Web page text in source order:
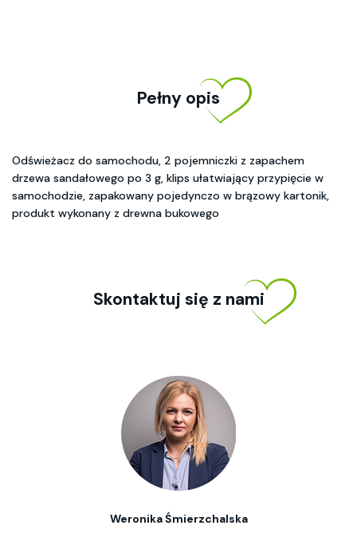
Pełny opis
Odświeżacz do samochodu, 2 pojemniczki z zapachem
drzewa sandałowego po 3 g, klips ułatwiający przypięcie w
samochodzie, zapakowany pojedynczo w brązowy kartonik,
produkt wykonany z drewna bukowego
Skontaktuj się z nami
Weronika Śmierzchalska